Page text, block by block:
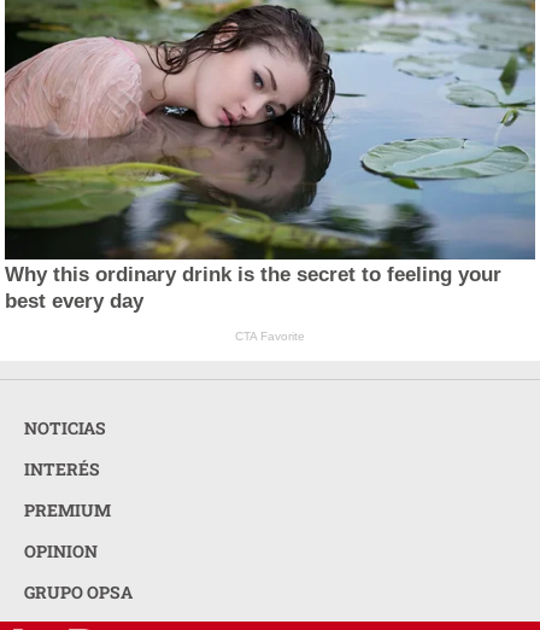
Why this ordinary drink is the secret to feeling your
best every day
CTA Favorite
NOTICIAS
INTERÉS
PREMIUM
OPINION
GRUPO OPSA